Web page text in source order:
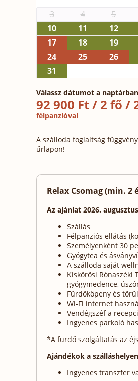
3
4 5
10
11 12
17
18 19
24
25 26
31
Válassz dátumot a
92 900 Ft / 2 fő /
félpanzióval
A szálloda foglaltság
űrlapon!
Relax Csomag (min. 2
Az ajánlat 2026.
Szállás
Félpanziós ellátás
Személyenként 30
Gyógytea és
A szálloda saját
Kiskőrösi
gyógymedence,
Fürdőköpeny és
Wi-Fi internet
Vendégszéf a
Ingyenes parkoló
*A fürdő szolgáltatás az
Ajándékok a
Ingyenes transzfer